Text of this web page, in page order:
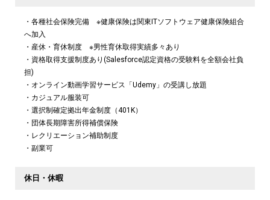
・各種社会保険完備 ※健康保険は関東ITソフトウェア健康保険組合
へ加入
・産休・育休制度 ※男性育休取得実績多々あり
・資格取得支援制度あり(Salesforce認定資格の受験料を全額会社負
担)
・オンライン動画学習サービス「Udemy」の受講し放題
・カジュアル服装可
・選択制確定拠出年金制度（401K）
・団体長期障害所得補償保険
・レクリエーション補助制度
・副業可
休日・休暇